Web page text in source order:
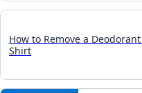
How to Remove a
Shirt